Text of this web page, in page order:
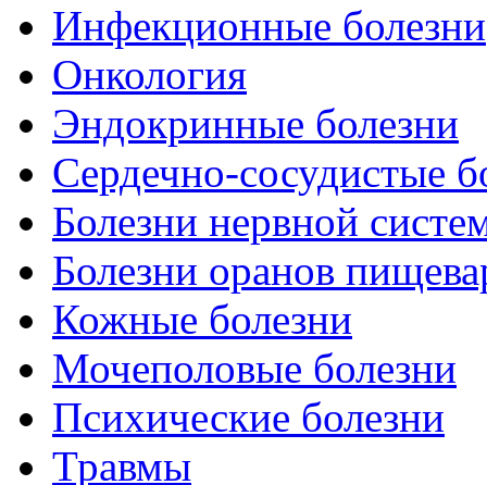
Инфекционные болезни
Онкология
Эндокринные болезни
Сердечно-сосудистые
Болезни нервной
Болезни оранов
Кожные болезни
Мочеполовые болезни
Психические болезни
Травмы